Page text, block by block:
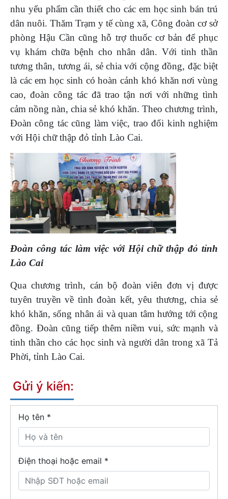
nhu yếu phẩm cần thiết cho các em học sinh bán trú
dân nuôi. Thăm Trạm y tế cùng xã, Công đoàn cơ sở
phòng Hậu Cần cũng hỗ trợ thuốc cơ bản để phục
vụ khám chữa bệnh cho nhân dân. Với tinh thần
tương thân, tương ái, sẻ chia với cộng đồng, đặc biệt
là các em học sinh có hoàn cảnh khó khăn nơi vùng
cao, đoàn công tác đã trao tận nơi với những tình
cảm nồng nàn, chia sẻ khó khăn. Theo chương trình,
Đoàn công tác cũng làm việc, trao đổi kinh nghiệm
với Hội chữ thập đỏ tỉnh Lào Cai.
Đoàn công tác làm việc với Hội chữ thập đỏ tỉnh
Lào Cai
Qua chương trình, cán bộ đoàn viên đơn vị được
tuyên truyền về tình đoàn kết, yêu thương, chia sẻ
khó khăn, sống nhân ái và quan tâm hướng tới cộng
đồng. Đoàn cũng tiếp thêm niềm vui, sức mạnh và
tinh thần cho các học sinh và người dân trong xã Tả
Phời, tỉnh Lào Cai.
Gửi ý kiến:
Họ tên *
Điện thoại hoặc email *